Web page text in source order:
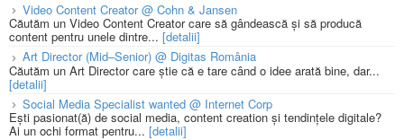
Video Content Creator @ Cohn & Jansen
Căutăm un Video Content Creator care să gândească și să producă
content pentru unele dintre... [detalii]
Art Director (Mid–Senior) @ Digitas România
Căutăm un Art Director care știe că e tare când o idee arată bine, dar...
[detalii]
Social Media Specialist wanted @ Internet Corp
Ești pasionat(ă) de social media, content creation și tendințele digitale?
Ai un ochi format pentru... [detalii]